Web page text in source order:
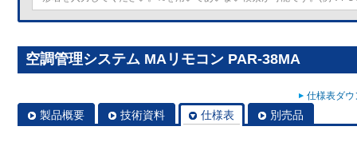
空調管理システム MAリモコン PAR-38MA
仕様表ダ
製品概要 技術資料 仕様表 別売品